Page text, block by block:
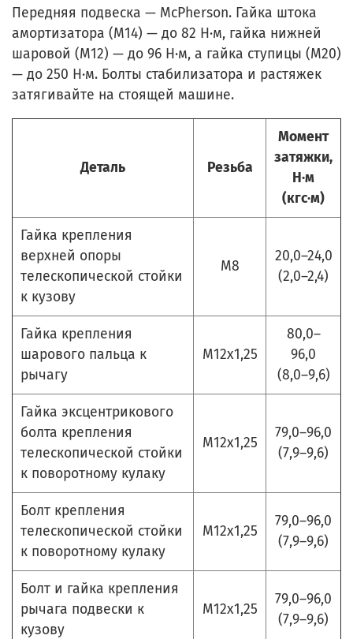
Передняя подвеска — McPherson. Гайка штока
амортизатора (М14) — до 82 Н·м, гайка нижней
шаровой (М12) — до 96 Н·м, а гайка ступицы (М20)
— до 250 Н·м. Болты стабилизатора и растяжек
затягивайте на стоящей машине.
Деталь Резьба
Момент
затяжки,
Н·м
(кгс·м)
Гайка крепления
верхней опоры
телескопической стойки
к кузову
М8
20,0–24,0
(2,0–2,4)
Гайка крепления
шарового пальца к
рычагу
М12х1,25
80,0–
96,0
(8,0–9,6)
Гайка эксцентрикового
болта крепления
телескопической стойки
к поворотному кулаку
М12х1,25
79,0–96,0
(7,9–9,6)
Болт крепления
телескопической стойки
к поворотному кулаку
М12х1,25
79,0–96,0
(7,9–9,6)
Болт и гайка крепления
рычага подвески к
кузову
М12х1,25
79,0–96,0
(7,9–9,6)